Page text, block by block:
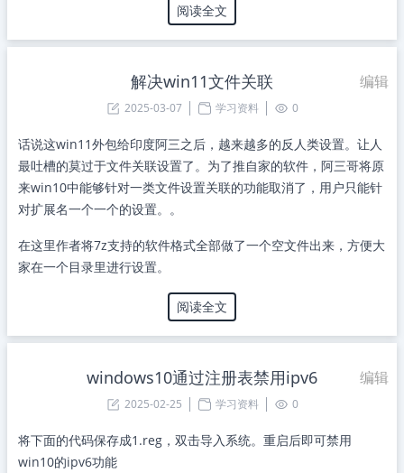
阅读全文
解决win11文件关联 编辑
2025-03-07 学习资料 0
话说这win11外包给印度阿三之后，越来越多的反人类设置。让人
最吐槽的莫过于文件关联设置了。为了推自家的软件，阿三哥将原
来win10中能够针对一类文件设置关联的功能取消了，用户只能针
对扩展名一个一个的设置。。
在这里作者将7z支持的软件格式全部做了一个空文件出来，方便大
家在一个目录里进行设置。
阅读全文
windows10通过注册表禁用ipv6 编辑
2025-02-25 学习资料 0
将下面的代码保存成1.reg，双击导入系统。重启后即可禁用
win10的ipv6功能